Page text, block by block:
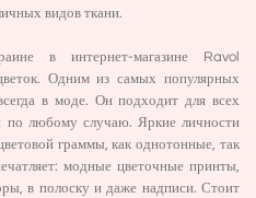
видов ткани.
в интернет-магазине Ravol
Одним из самых популярных
в моде. Он подходит для всех
по любому случаю. Яркие личности
граммы, как однотонные, так
модные цветочные принты,
в полоску и даже надписи. Стоит